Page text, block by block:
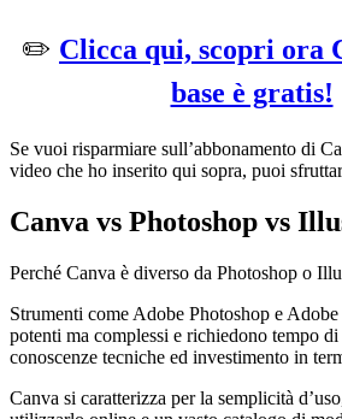
✏️ Clicca qui, scopri ora
base è gratis!
Se vuoi risparmiare sull’abbonamento di
video che ho inserito qui sopra, puoi
Canva vs Photoshop vs
Perché Canva è diverso da Photoshop o
Strumenti come Adobe Photoshop e
potenti ma complessi e richiedono tempo
conoscenze tecniche ed investimento in
Canva si caratterizza per la semplicità